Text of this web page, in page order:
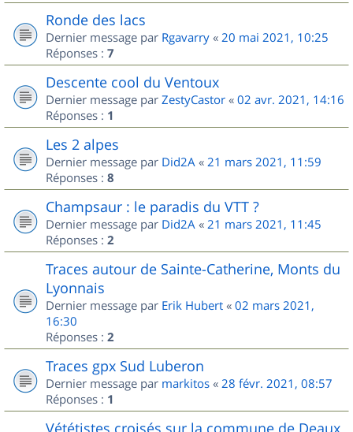
Ronde des lacs
Dernier message par Rgavarry « 20 mai 2021, 10:25
Réponses : 7
Descente cool du Ventoux
Dernier message par ZestyCastor « 02 avr. 2021, 14:16
Réponses : 1
Les 2 alpes
Dernier message par Did2A « 21 mars 2021, 11:59
Réponses : 8
Champsaur : le paradis du VTT ?
Dernier message par Did2A « 21 mars 2021, 11:45
Réponses : 2
Traces autour de Sainte-Catherine, Monts du
Lyonnais
Dernier message par Erik Hubert « 02 mars 2021,
16:30
Réponses : 2
Traces gpx Sud Luberon
Dernier message par markitos « 28 févr. 2021, 08:57
Réponses : 1
Vététistes croisés sur la commune de Deaux